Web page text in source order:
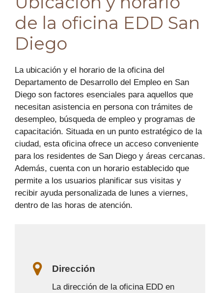
de la oficina EDD San
Diego
La ubicación y el horario de la oficina del
Departamento de Desarrollo del Empleo en San
Diego son factores esenciales para aquellos que
necesitan asistencia en persona con trámites de
desempleo, búsqueda de empleo y programas de
capacitación. Situada en un punto estratégico de la
ciudad, esta oficina ofrece un acceso conveniente
para los residentes de San Diego y áreas cercanas.
Además, cuenta con un horario establecido que
permite a los usuarios planificar sus visitas y
recibir ayuda personalizada de lunes a viernes,
dentro de las horas de atención.
Dirección
La dirección de la oficina EDD en